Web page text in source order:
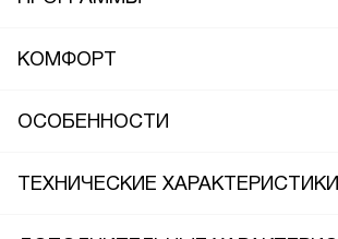
КОМФОРТ
ОСОБЕННОСТИ
ТЕХНИЧЕСКИЕ ХАРАКТЕРИСТИКИ